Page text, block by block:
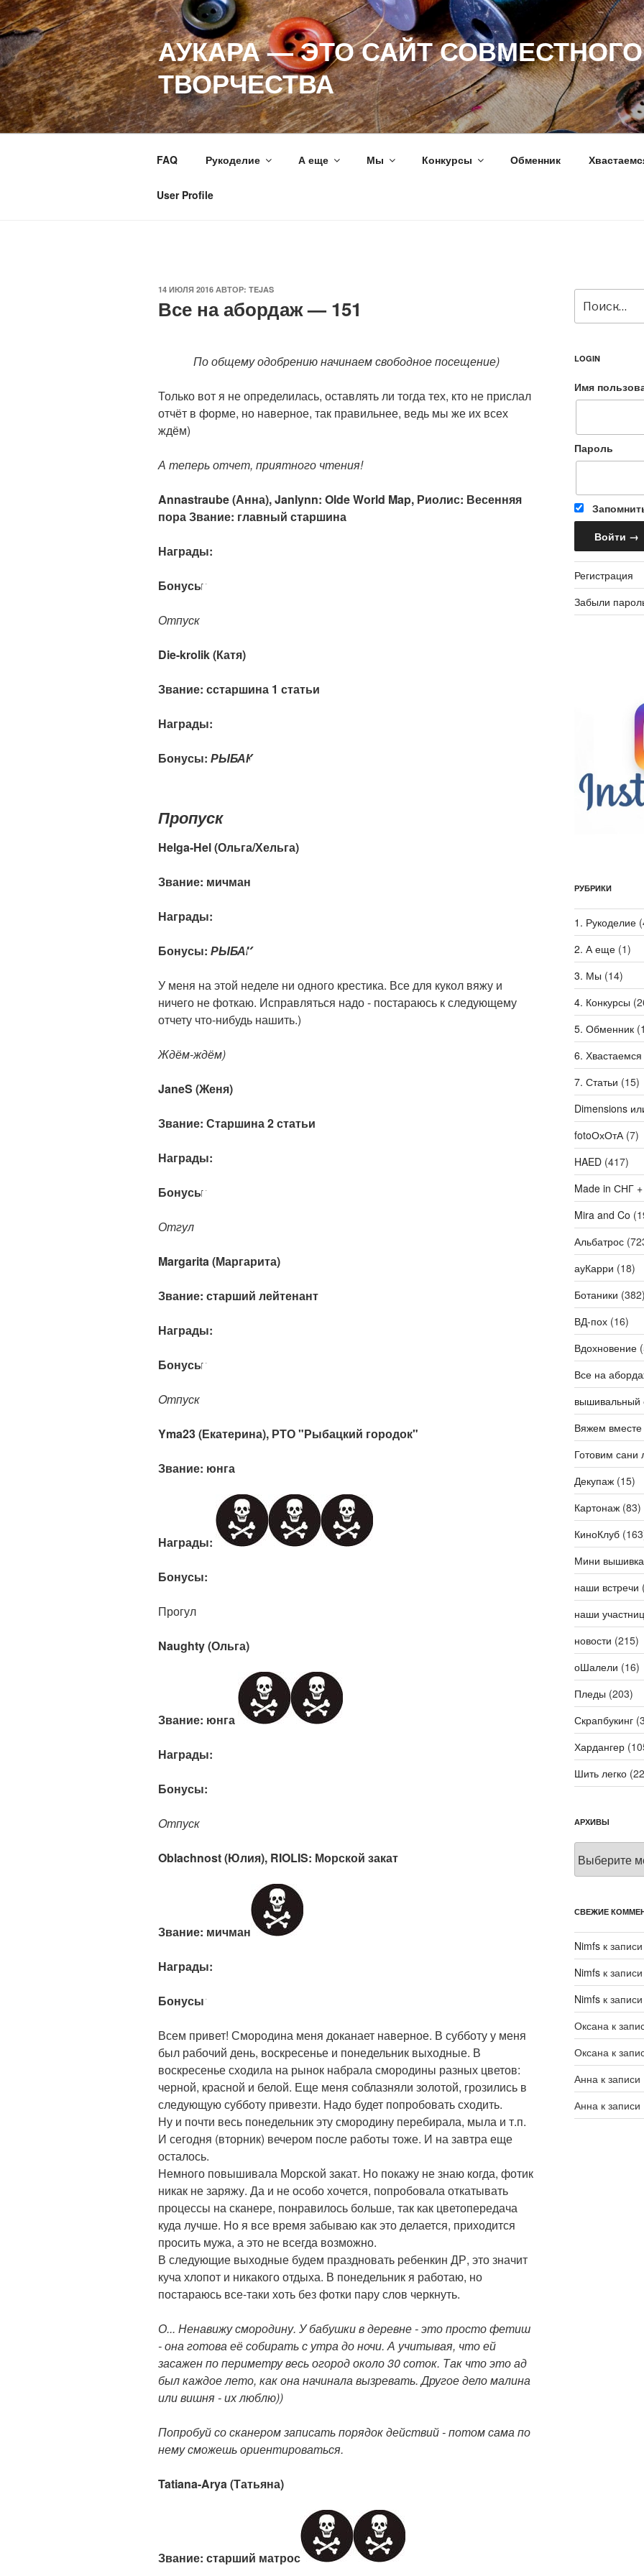
Перейти
к
содержимому
АУКАРА — ЭТО САЙТ СОВМЕСТНОГО
ТВОРЧЕСТВА
FAQ Рукоделие А еще Мы Конкурсы Обменник
User Profile
ОПУБЛИКОВАНО
14 ИЮЛЯ 2016 АВТОР: TEJAS
Все на абордаж — 151
По общему одобрению начинаем свободное посещение)
Только вот я не определилась, оставлять ли тогда тех, кто не прислал
отчёт в форме, но наверное, так правильнее, ведь мы же их всех
ждём)
А теперь отчет, приятного чтения!
Annastraube (Анна), Janlynn: Olde World Map, Риолис: Весенняя
пораЗвание: главный старшина
Награды:
Бонусы:
Отпуск
Die-krolik (Катя)
Звание: сстаршина 1 статьи
Награды:
Бонусы: РЫБАК
Пропуск
Helga-Hel (Ольга/Хельга)
Звание: мичман
Награды:
Бонусы: РЫБАК
У меня на этой неделе ни одного крестика. Все для кукол вяжу и
ничего не фоткаю. Исправляться надо - постараюсь к следующему
отчету что-нибудь нашить.)
Ждём-ждём)
JaneS (Женя)
Звание: Старшина 2 статьи
Награды:
Бонусы:
Отгул
Margarita (Маргарита)
Звание: старший лейтенант
Награды:
Бонусы:
Oтпуск
Yma23 (Екатерина), РТО "Рыбацкий городок"
Звание: юнга
Награды:
Бонусы:
Прогул
Naughty (Ольга)
Звание: юнга
Награды:
Бонусы:
Oтпуск
Oblachnost (Юлия), RIOLIS: Морской закат
Звание: мичман
Награды:
Бонусы:
Всем привет! Смородина меня доканает наверное. В субботу у меня
был рабочий день, воскресенье и понедельник выходные. В
воскресенье сходила на рынок набрала смородины разных цветов:
черной, красной и белой. Еще меня соблазняли золотой, грозились в
следующую субботу привезти. Надо будет попробовать сходить.
Ну и почти весь понедельник эту смородину перебирала, мыла и т.п.
И сегодня (вторник) вечером после работы тоже. И на завтра еще
осталось.
Немного повышивала Морской закат. Но покажу не знаю когда, фотик
никак не заряжу. Да и не особо хочется, попробовала откатывать
процессы на сканере, понравилось больше, так как цветопередача
куда лучше. Но я все время забываю как это делается, приходится
просить мужа, а это не всегда возможно.
В следующие выходные будем праздновать ребенкин ДР, это значит
куча хлопот и никакого отдыха. В понедельник я работаю, но
постараюсь все-таки хоть без фотки пару слов черкнуть.
О... Ненавижу смородину. У бабушки в деревне - это просто фетиш
- она готова её собирать с утра до ночи. А учитывая, что ей
засажен по периметру весь огород около 30 соток. Так что это ад
был каждое лето, как она начинала вызревать. Другое дело малина
или вишня - их люблю))
Попробуй со сканером записать порядок действий - потом сама по
нему сможешь ориентироваться.
Tatiana-Arya (Татьяна)
Звание: старший матрос
LOGIN
Имя
Пароль
Регистрация
Забыли
РУБРИКИ
1. Рукоделие
2. А еще(1)
3. Мы (14)
4. Конкурсы
5. Обменник
6. Хвастаемся
7. Статьи (15)
Dimensions
fotoОхОтА(7)
HAED(417)
Made in СНГ
Mira and Co
Альбатрос
ауКарри (18)
Ботаники
ВД-пох(16)
Вдохновение
Все на
вышивальный
Вяжем вместе
Готовим сани
Декупаж(15)
Картонаж(83)
КиноКлуб
Мини вышивка
наши встречи
наши
новости (215)
оШалели (16)
Пледы (203)
Скрапбукинг
Хардангер
Шить легко
АРХИВЫ
СВЕЖИЕ
Nimfsк
Nimfsк
Nimfsк
Оксанак
Оксанак
Аннак записи
Аннак записи